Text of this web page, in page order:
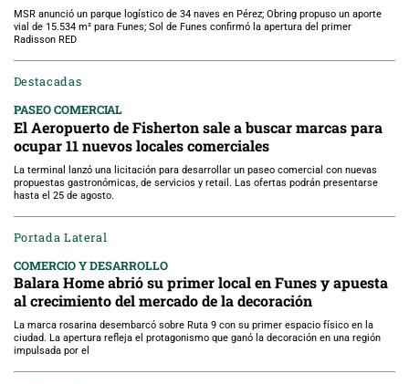
MSR anunció un parque logístico de 34 naves en Pérez; Obring propuso un aporte
vial de 15.534 m² para Funes; Sol de Funes confirmó la apertura del primer
Radisson RED
Destacadas
PASEO COMERCIAL
El Aeropuerto de Fisherton sale a buscar marcas para
ocupar 11 nuevos locales comerciales
La terminal lanzó una licitación para desarrollar un paseo comercial con nuevas
propuestas gastronómicas, de servicios y retail. Las ofertas podrán presentarse
hasta el 25 de agosto.
Portada Lateral
COMERCIO Y DESARROLLO
Balara Home abrió su primer local en Funes y apuesta
al crecimiento del mercado de la decoración
La marca rosarina desembarcó sobre Ruta 9 con su primer espacio físico en la
ciudad. La apertura refleja el protagonismo que ganó la decoración en una región
impulsada por el